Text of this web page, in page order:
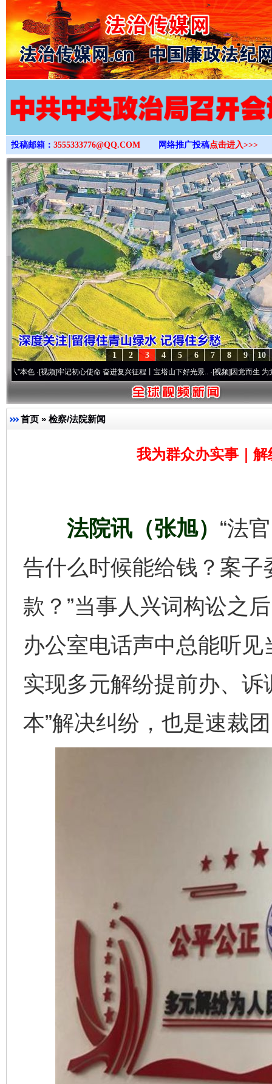
>
投稿邮箱： 3555333776@QQ.COM 网络推广投稿点击进入>>>
10
9
8
7
6
5
4
3
2
1
视频]牢记初心使命 奋进复兴征程丨宝塔山下好光景..·[视频]因党而生 为党而战——
首页 » 检察/法院新闻
我为群众办实事｜
法院讯（张旭） “法
告什么时候能给钱？案
款？”当事人兴词构讼之
办公室电话声中总能听见
实现多元解纷提前办、
本”解决纠纷，也是速裁